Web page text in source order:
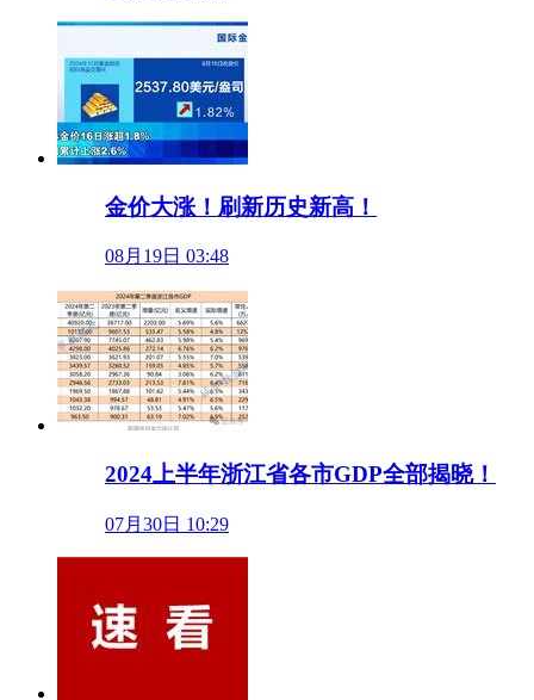
金价大涨！刷新历史新高！
08月19日 03:48
2024上半年浙江省各市GDP全部揭晓！
07月30日 10:29